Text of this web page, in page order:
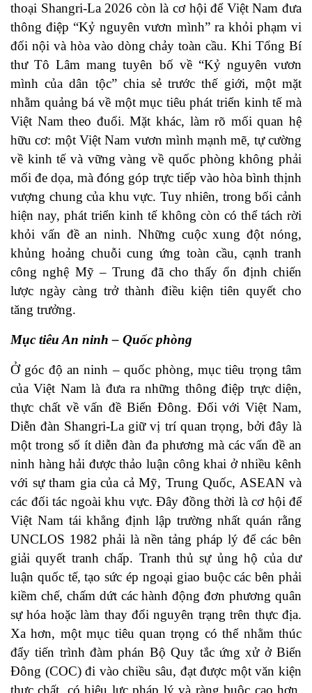
thoại Shangri-La 2026 còn là cơ hội để Việt Nam đưa
thông điệp “Kỷ nguyên vươn mình” ra khỏi phạm vi
đối nội và hòa vào dòng chảy toàn cầu. Khi Tổng Bí
thư Tô Lâm mang tuyên bố về “Kỷ nguyên vươn
mình của dân tộc” chia sẻ trước thế giới, một mặt
nhằm quảng bá về một mục tiêu phát triển kinh tế mà
Việt Nam theo đuổi. Mặt khác, làm rõ mối quan hệ
hữu cơ: một Việt Nam vươn mình mạnh mẽ, tự cường
về kinh tế và vững vàng về quốc phòng không phải
mối đe dọa, mà đóng góp trực tiếp vào hòa bình thịnh
vượng chung của khu vực. Tuy nhiên, trong bối cảnh
hiện nay, phát triển kinh tế không còn có thể tách rời
khỏi vấn đề an ninh. Những cuộc xung đột nóng,
khủng hoảng chuỗi cung ứng toàn cầu, cạnh tranh
công nghệ Mỹ – Trung đã cho thấy ổn định chiến
lược ngày càng trở thành điều kiện tiên quyết cho
tăng trưởng.
Mục tiêu An ninh – Quốc phòng
Ở góc độ an ninh – quốc phòng, mục tiêu trọng tâm
của Việt Nam là đưa ra những thông điệp trực diện,
thực chất về vấn đề Biển Đông. Đối với Việt Nam,
Diễn đàn Shangri-La giữ vị trí quan trọng, bởi đây là
một trong số ít diễn đàn đa phương mà các vấn đề an
ninh hàng hải được thảo luận công khai ở nhiều kênh
với sự tham gia của cả Mỹ, Trung Quốc, ASEAN và
các đối tác ngoài khu vực. Đây đồng thời là cơ hội để
Việt Nam tái khẳng định lập trường nhất quán rằng
UNCLOS 1982 phải là nền tảng pháp lý để các bên
giải quyết tranh chấp. Tranh thủ sự ủng hộ của dư
luận quốc tế, tạo sức ép ngoại giao buộc các bên phải
kiềm chế, chấm dứt các hành động đơn phương quân
sự hóa hoặc làm thay đổi nguyên trạng trên thực địa.
Xa hơn, một mục tiêu quan trọng có thể nhằm thúc
đẩy tiến trình đàm phán Bộ Quy tắc ứng xử ở Biển
Đông (COC) đi vào chiều sâu, đạt được một văn kiện